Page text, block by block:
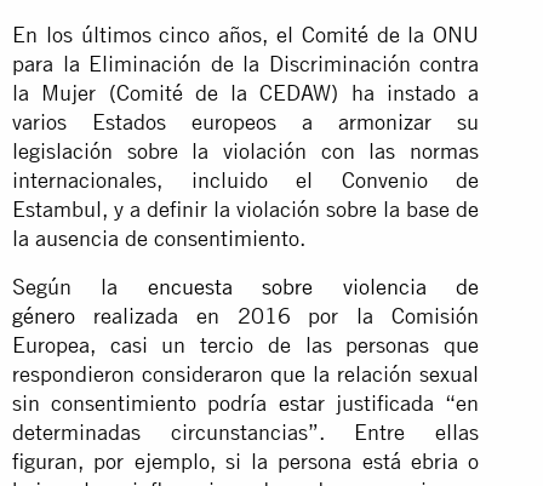
En los últimos cinco años, el Comité de la ONU
para la Eliminación de la Discriminación contra
la Mujer (Comité de la CEDAW) ha instado a
varios Estados europeos a armonizar su
legislación sobre la violación con las normas
internacionales, incluido el Convenio de
Estambul, y a definir la violación sobre la base de
la ausencia de consentimiento.
Según la encuesta sobre violencia de
género realizada en 2016 por la Comisión
Europea, casi un tercio de las personas que
respondieron consideraron que la relación sexual
sin consentimiento podría estar justificada “en
determinadas circunstancias”. Entre ellas
figuran, por ejemplo, si la persona está ebria o